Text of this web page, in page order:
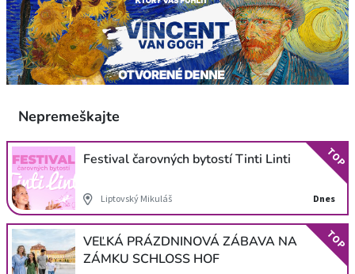
Nepremeškajte
Festival čarovných bytostí Tinti Linti
Liptovský Mikuláš Dnes
TOP
VEĽKÁ PRÁZDNINOVÁ ZÁBAVA NA
ZÁMKU SCHLOSS HOF
TOP